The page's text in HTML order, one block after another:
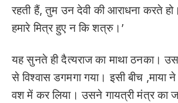
रहती हैं, तुम उन देवी की आराधना करते
हमारे मित्र हुए न कि शत्रु।’
यह सुनते ही दैत्यराज का माथा ठनका।
से विश्वास डगमगा गया। इसी बीच ,माया
वश में कर लिया। उसने गायत्री मंत्र का